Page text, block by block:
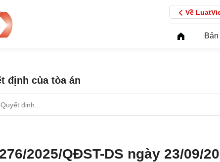
Về
Bản
định của tòa án
2025/QĐST-DS ngày 23/09/